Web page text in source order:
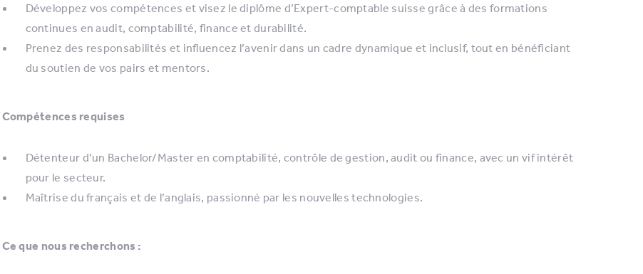
Développez vos compétences et visez le diplôme d’Expert-comptable suisse grâce à des formations
continues en audit, comptabilité, finance et durabilité.
Prenez des responsabilités et influencez l’avenir dans un cadre dynamique et inclusif, tout en bénéficiant
du soutien de vos pairs et mentors.
Compétences requises
Détenteur d’un Bachelor/Master en comptabilité, contrôle de gestion, audit ou finance, avec un vif intérêt
pour le secteur.
Maîtrise du français et de l’anglais, passionné par les nouvelles technologies.
Ce que nous recherchons :